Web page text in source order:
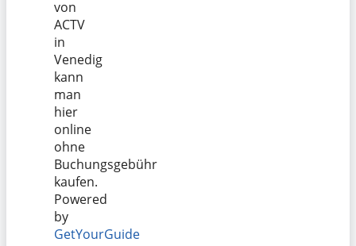
von
ACTV
in
Venedig
kann
man
hier
online
ohne
Buchungsgebühr
kaufen.
Powered
by
GetYourGuide